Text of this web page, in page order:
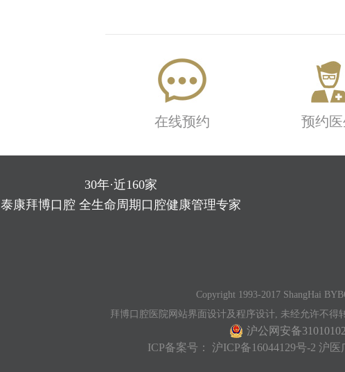
在线预约 预约医
30年·近160家
泰康拜博口腔 全生命周期口腔健康管理专家
Copyright 1993-2017 ShangHai
拜博口腔医院网站界面设计及程序设计, 未经允许不得
沪公网安备
ICP备案号： 沪ICP备16044129号-2 沪医